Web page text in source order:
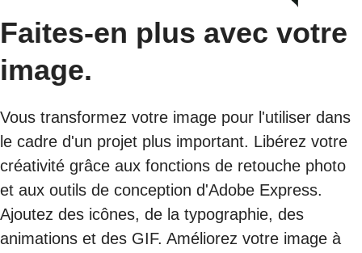
Faites-en plus avec votre
image.
Vous transformez votre image pour l'utiliser dans
le cadre d'un projet plus important. Libérez votre
créativité grâce aux fonctions de retouche photo
et aux outils de conception d'Adobe Express.
Ajoutez des icônes, de la typographie, des
animations et des GIF. Améliorez votre image à